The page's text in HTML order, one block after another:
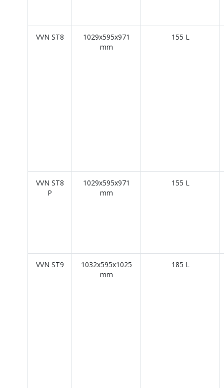
VVN ST8
1029x595x971
mm
155 L
VVN ST8
P
1029x595x971
mm
155 L
VVN ST9
1032x595x1025
mm
185 L